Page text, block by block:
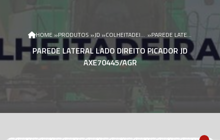
HOME »PRODUTOS »JD » COLHEITADEIRA JD » PAREDE LATERAL LADO DIREITO PICADOR JD AXE70445/AGR
PAREDE LATERAL LADO DIREITO PICADOR JD
AXE70445/AGR